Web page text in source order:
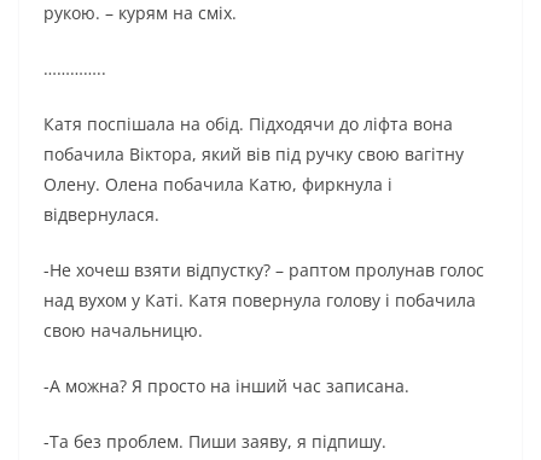
рукою. – курям на сміх.
…………..
Катя поспішала на обід. Підходячи до ліфта вона
побачила Віктора, який вів під ручку свою вагітну
Олену. Олена побачила Катю, фиркнула і
відвернулася.
-Не хочеш взяти відпустку? – раптом пролунав голос
над вухом у Каті. Катя повернула голову і побачила
свою начальницю.
-А можна? Я просто на інший час записана.
-Та без проблем. Пиши заяву, я підпишу.